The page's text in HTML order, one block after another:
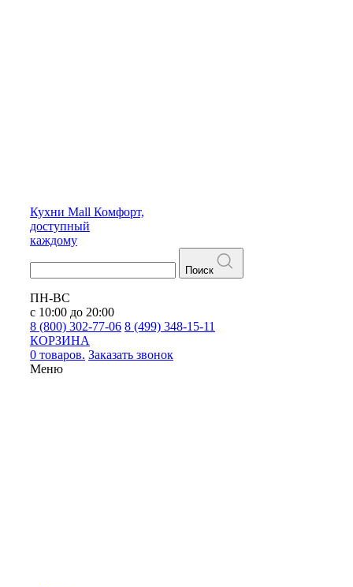
Кухни Mall Комфорт,
доступный
каждому
Поиск
ПН-ВС
с 10:00 до 20:00
8 (800) 302-77-06 8 (499) 348-15-11
КОРЗИНА
0 товаров. Заказать звонок
Меню